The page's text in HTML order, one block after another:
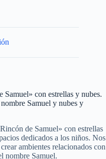
con estrellas y nubes.
Samuel y nubes y
de Samuel» con estrellas
dedicados a los niños. Nos
ambientes relacionados con
nombre Samuel.